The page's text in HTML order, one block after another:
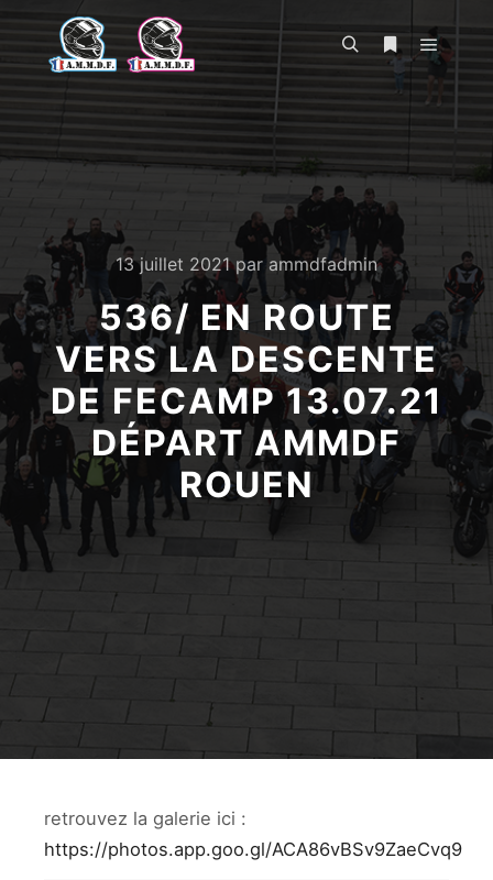
RechercherPlus d’infos
Menu
13 juillet 2021par ammdfadmin
536/ EN ROUTE
VERS LA DESCENTE
DE FECAMP 13.07.21
DÉPART AMMDF
ROUEN
retrouvez la galerie ici :
https://photos.app.goo.gl/ACA86vBSv9ZaeCvq9